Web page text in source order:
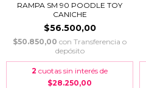
RAMPA SM 90 POODLE TOY
CANICHE
$56.500,00
$50.850,00 con Transferencia o
depósito
2 cuotas sin interés de
$28.250,00